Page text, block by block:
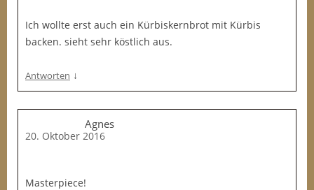
Ich wollte erst auch ein Kürbiskernbrot mit Kürbis
backen. sieht sehr köstlich aus.
Antworten ↓
Agnes
20. Oktober 2016
Masterpiece!